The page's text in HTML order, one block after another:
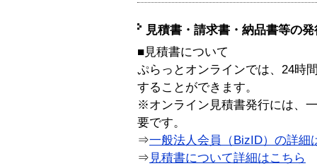
見積書・請求書・納品書等の
■見積書について
ぷらっとオンラインでは、24時
することができます。
※オンライン見積書発行には、
要です。
⇒一般法人会員（BizID）の詳細
⇒ 見積書について詳細はこちら